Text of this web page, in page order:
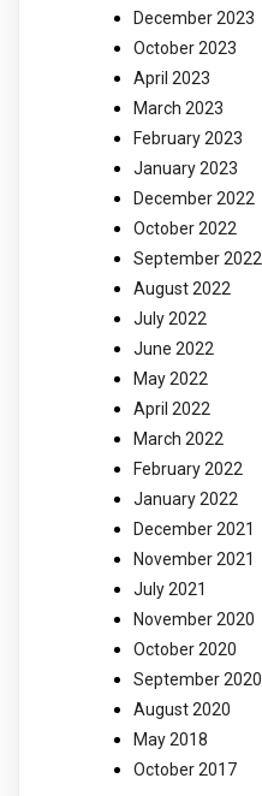
December 2023
October 2023
April 2023
March 2023
February 2023
January 2023
December 2022
October 2022
September 2022
August 2022
July 2022
June 2022
May 2022
April 2022
March 2022
February 2022
January 2022
December 2021
November 2021
July 2021
November 2020
October 2020
September 2020
August 2020
May 2018
October 2017